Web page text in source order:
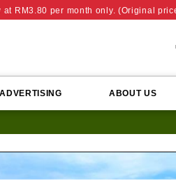
RM3.80 per month only. (Original
ADVERTISING ABOUT US